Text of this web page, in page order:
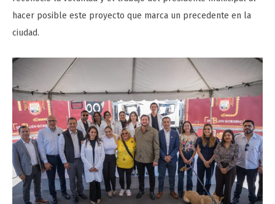
hacer posible este proyecto que marca un precedente en la
ciudad.